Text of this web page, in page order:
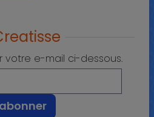
votre e-mail ci-dessous.